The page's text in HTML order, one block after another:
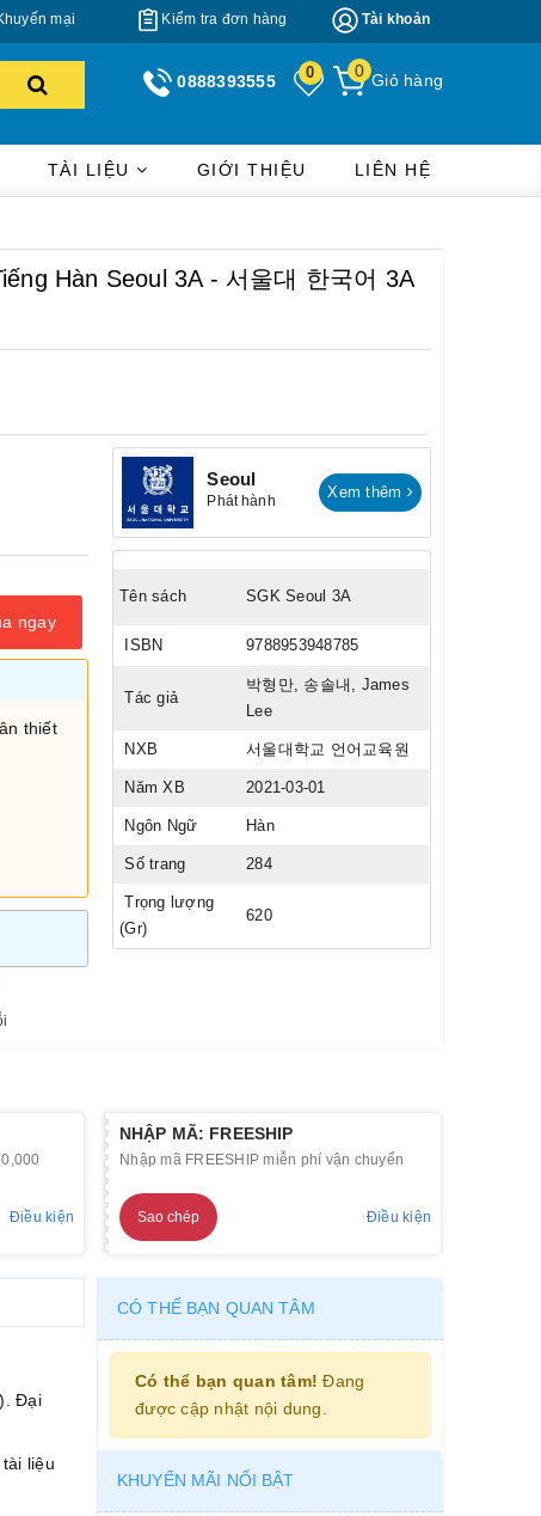
Tài khoản
Kiểm tra đơn hàng
mại
Giỏ hàng
0
0
0888393555
TÀI LIỆU GIỚI THIỆU LIÊN HỆ
Hàn Seoul 3A - 서울대 한국어 3A
ngay
thiết
Seoul
Phát hành Xem thêm
Tên sách SGK Seoul 3A
ISBN 9788953948785
Tác giả
박형만, 송솔내, James
Lee
NXB 서울대학교 언어교육원
Năm XB 2021-03-01
Ngôn Ngữ Hàn
Số trang 284
Trọng lượng
(Gr)
620
Điều kiện
NHẬP MÃ: FREESHIP
Nhập mã FREESHIP miễn phí vận chuyển
Sao chép Điều kiện
Đại
liệu
CÓ THỂ BẠN QUAN TÂM
Có thể bạn quan tâm! Đang
được cập nhật nội dung.
KHUYẾN MÃI NỔI BẬT